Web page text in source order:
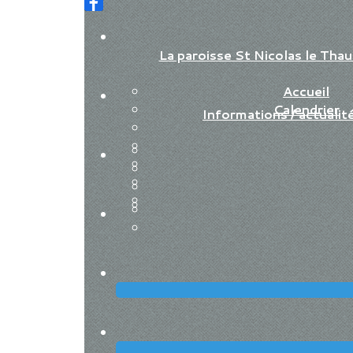
La paroisse St Nicolas le
Accueil
Calendrier
Informations /